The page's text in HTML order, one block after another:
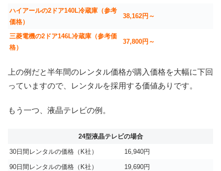
ハイアールの2ドア140L冷蔵庫（参考
価格）
38,162円～
三菱電機の2ドア146L冷蔵庫（参考価
格）
37,800円～
上の例だと半年間のレンタル価格が購入価格を大幅に下回
っていますので、レンタルを採用する価値ありです。
もう一つ、液晶テレビの例。
24型液晶テレビの場合
30日間レンタルの価格（K社） 16,940円
90日間レンタルの価格（K社） 19,690円